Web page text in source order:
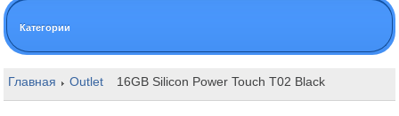
Категории
Главная Outlet 16GB Silicon Power Touch T02 Black